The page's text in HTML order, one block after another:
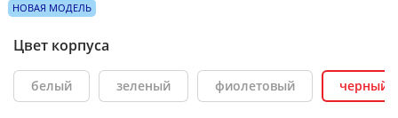
НОВАЯ МОДЕЛЬ
Цвет корпуса
белый зеленый фиолетовый черный